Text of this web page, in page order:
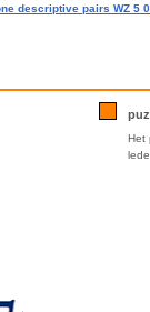
descriptive pairs WZ 5
Het